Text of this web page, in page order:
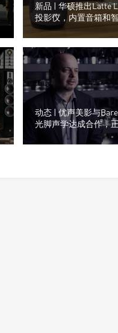
新品 | 华硕推出Latte
投影仪，内置音箱和
统
动态 | 优声美影与
光脚声学达成合作，
为光脚中国总代理